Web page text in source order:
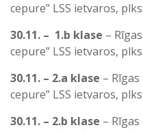
cepure” LSS ietvaros,
30.11. – 1.b klase –
cepure” LSS ietvaros,
30.11. – 2.a klase –
cepure” LSS ietvaros,
30.11. – 2.b klase –